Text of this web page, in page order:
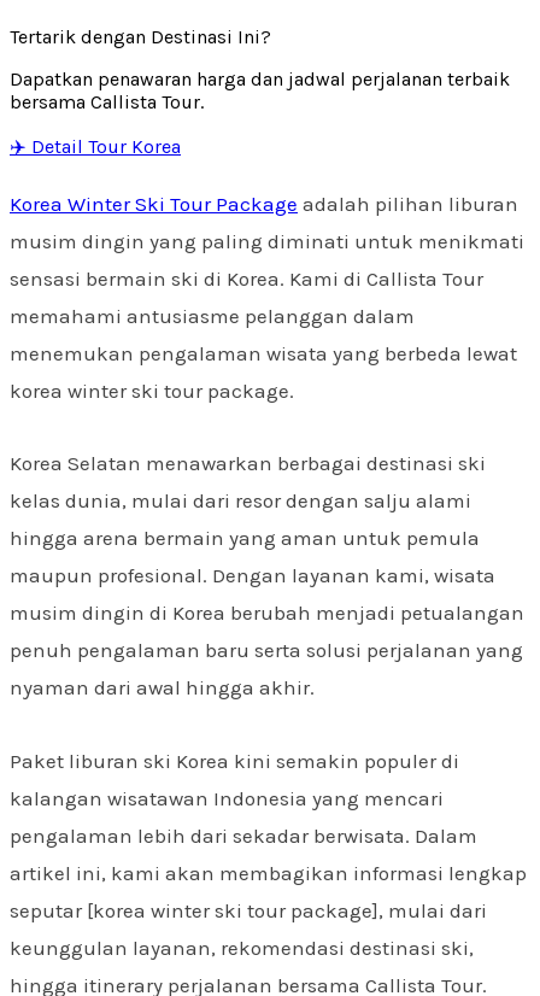
Tertarik dengan Destinasi Ini?
Dapatkan penawaran harga dan jadwal perjalanan terbaik
bersama Callista Tour.
✈️ Detail Tour Korea
Korea Winter Ski Tour Package adalah pilihan liburan
musim dingin yang paling diminati untuk menikmati
sensasi bermain ski di Korea. Kami di Callista Tour
memahami antusiasme pelanggan dalam
menemukan pengalaman wisata yang berbeda lewat
korea winter ski tour package.
Korea Selatan menawarkan berbagai destinasi ski
kelas dunia, mulai dari resor dengan salju alami
hingga arena bermain yang aman untuk pemula
maupun profesional. Dengan layanan kami, wisata
musim dingin di Korea berubah menjadi petualangan
penuh pengalaman baru serta solusi perjalanan yang
nyaman dari awal hingga akhir.
Paket liburan ski Korea kini semakin populer di
kalangan wisatawan Indonesia yang mencari
pengalaman lebih dari sekadar berwisata. Dalam
artikel ini, kami akan membagikan informasi lengkap
seputar [korea winter ski tour package], mulai dari
keunggulan layanan, rekomendasi destinasi ski,
hingga itinerary perjalanan bersama Callista Tour.